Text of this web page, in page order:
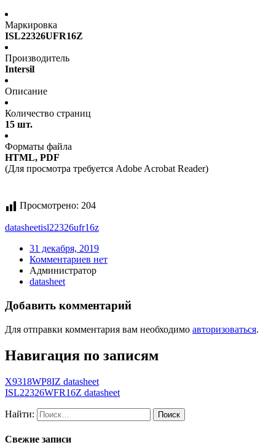
Маркировка
ISL22326UFR16Z
Производитель
Intersil
Описание
Количество страниц
15 шт.
Форматы файла
HTML, PDF
(Для просмотра требуется Adobe Acrobat Reader)
Просмотрено: 204
datasheetisl22326ufr16z
31 декабря, 2019
Комментариев нет
Администратор
datasheet
Добавить комментарий
Для отправки комментария вам необходимо авторизоваться.
Навигация по записям
X9318WP8IZ datasheet
ISL22326WFR16Z datasheet
Найти:
Свежие записи